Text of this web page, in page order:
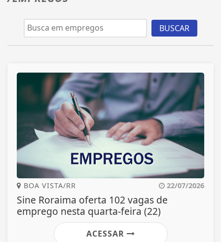
BUSCAR
BOA VISTA/RR 22/07/2026
Sine Roraima oferta 102 vagas de
emprego nesta quarta-feira (22)
ACESSAR